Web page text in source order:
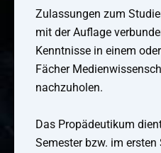
Zulassungen zum
mit der Auflage
Kenntnisse in einem
Fächer
nachzuholen.
Das Propädeutikum
Semester bzw. im